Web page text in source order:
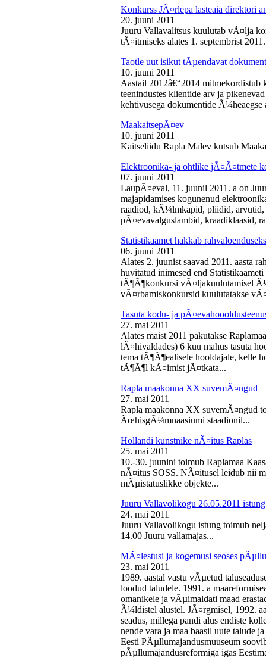
Konkurss JÃ¤rlepa lasteaia direktori
20. juuni 2011
Juuru Vallavalitsus kuulutab vÃ¤lja
tÃ¤itmiseks alates 1. septembrist
Taotle uut isikut tÃµendavat
10. juuni 2011
Aastail 2012â€“2014
teenindustes klientide arv ja
kehtivusega dokumentide Ã¼heaegse
MaakaitsepÃ¤ev
10. juuni 2011
Kaitseliidu Rapla Malev kutsub
Elektroonika- ja ohtlike jÃ¤Ã¤tmete
07. juuni 2011
LaupÃ¤eval, 11. juunil 2011. a on
majapidamises kogunenud
raadiod, kÃ¼lmkapid, pliidid,
pÃ¤evavalguslambid, kraadiklaasid,
Statistikaamet hakkab
06. juuni 2011
Alates 2. juunist saavad 2011. aasta
huvitatud inimesed end
tÃ¶Ã¶konkursi vÃ¤ljakuulutamisel
vÃ¤rbamiskonkursid kuulutatakse
Tasuta kodu- ja
27. mai 2011
Alates maist 2011 pakutakse
lÃ¤hivaldades) 6 kuu mahus tasuta
tema tÃ¶Ã¶ealisele hooldajale, kelle
tÃ¶Ã¶l kÃ¤imist jÃ¤tkata...
Rapla maakonna XX suvemÃ¤ngud
27. mai 2011
Rapla maakonna XX suvemÃ¤ngud
ÃœhisgÃ¼mnaasiumi staadionil...
Hollandi kunstnike nÃ¤itus Raplas
25. mai 2011
10.-30. juunini toimub Raplamaa
nÃ¤itus SOSS. NÃ¤itusel leidub nii
mÃµistatuslikke objekte...
Juuru Vallavolikogu 26.05.2011 istung
24. mai 2011
Juuru Vallavolikogu istung toimub
14.00 Juuru vallamajas...
MÃ¤lestusi ja kogemusi seoses
23. mai 2011
1989. aastal vastu vÃµetud
loodud taludele. 1991. a
omanikele ja vÃµimaldati maad
Ã¼ldistel alustel. JÃ¤rgmisel, 1992.
seadus, millega pandi alus endiste
nende vara ja maa baasil uute talude
Eesti PÃµllumajandusmuuseum
pÃµllumajandusreformiga igas